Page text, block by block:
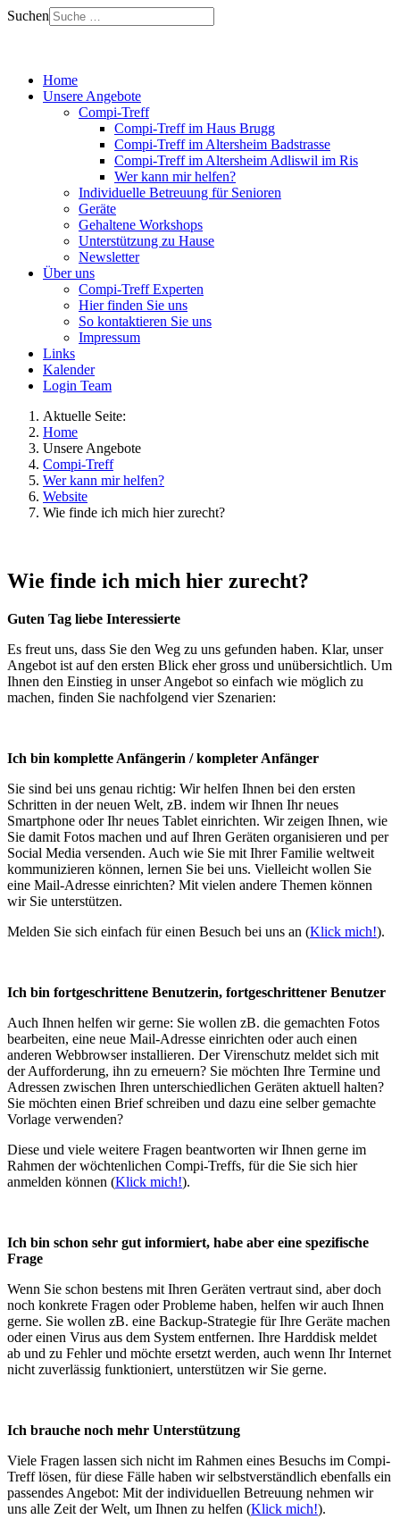
Suchen
Home
Unsere Angebote
Compi-Treff
Compi-Treff im Haus Brugg
Compi-Treff im Altersheim Badstrasse
Compi-Treff im Altersheim Adliswil im Ris
Wer kann mir helfen?
Individuelle Betreuung für Senioren
Geräte
Gehaltene Workshops
Unterstützung zu Hause
Newsletter
Über uns
Compi-Treff Experten
Hier finden Sie uns
So kontaktieren Sie uns
Impressum
Links
Kalender
Login Team
Aktuelle Seite:
Home
Unsere Angebote
Compi-Treff
Wer kann mir helfen?
Website
Wie finde ich mich hier zurecht?
Wie finde ich mich hier zurecht?
Guten Tag liebe Interessierte
Es freut uns, dass Sie den Weg zu uns gefunden haben. Klar, unser
Angebot ist auf den ersten Blick eher gross und unübersichtlich. Um
Ihnen den Einstieg in unser Angebot so einfach wie möglich zu
machen, finden Sie nachfolgend vier Szenarien:
Ich bin komplette Anfängerin / kompleter Anfänger
Sie sind bei uns genau richtig: Wir helfen Ihnen bei den ersten
Schritten in der neuen Welt, zB. indem wir Ihnen Ihr neues
Smartphone oder Ihr neues Tablet einrichten. Wir zeigen Ihnen, wie
Sie damit Fotos machen und auf Ihren Geräten organisieren und per
Social Media versenden. Auch wie Sie mit Ihrer Familie weltweit
kommunizieren können, lernen Sie bei uns. Vielleicht wollen Sie
eine Mail-Adresse einrichten? Mit vielen andere Themen können
wir Sie unterstützen.
Melden Sie sich einfach für einen Besuch bei uns an (Klick mich!).
Ich bin fortgeschrittene Benutzerin, fortgeschrittener Benutzer
Auch Ihnen helfen wir gerne: Sie wollen zB. die gemachten Fotos
bearbeiten, eine neue Mail-Adresse einrichten oder auch einen
anderen Webbrowser installieren. Der Virenschutz meldet sich mit
der Aufforderung, ihn zu erneuern? Sie möchten Ihre Termine und
Adressen zwischen Ihren unterschiedlichen Geräten aktuell halten?
Sie möchten einen Brief schreiben und dazu eine selber gemachte
Vorlage verwenden?
Diese und viele weitere Fragen beantworten wir Ihnen gerne im
Rahmen der wöchtenlichen Compi-Treffs, für die Sie sich hier
anmelden können (Klick mich!).
Ich bin schon sehr gut informiert, habe aber eine spezifische
Frage
Wenn Sie schon bestens mit Ihren Geräten vertraut sind, aber doch
noch konkrete Fragen oder Probleme haben, helfen wir auch Ihnen
gerne. Sie wollen zB. eine Backup-Strategie für Ihre Geräte machen
oder einen Virus aus dem System entfernen. Ihre Harddisk meldet
ab und zu Fehler und möchte ersetzt werden, auch wenn Ihr Internet
nicht zuverlässig funktioniert, unterstützen wir Sie gerne.
Ich brauche noch mehr Unterstützung
Viele Fragen lassen sich nicht im Rahmen eines Besuchs im Compi-
Treff lösen, für diese Fälle haben wir selbstverständlich ebenfalls ein
passendes Angebot: Mit der individuellen Betreuung nehmen wir
uns alle Zeit der Welt, um Ihnen zu helfen (Klick mich!).